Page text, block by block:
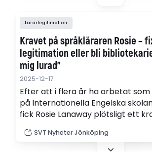
Lärarlegitimation
Kravet på språkläraren Rosie –
legitimation eller bli
mig lurad”
2025-12-17
Efter att i flera år ha arbetat
på Internationella Engelska
fick Rosie Lanaway plötsligt ett
svenskaprovet låg då bara ett
SVT Nyheter Jönköping